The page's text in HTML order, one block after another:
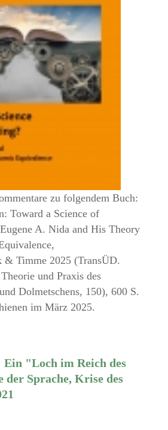
zu folgendem Buch:
Toward a Science of
A. Nida and His Theory
& Timme 2025 (TransÜD.
und Praxis des
Dolmetschens, 150), 600 S.
im März 2025.
Ein "Loch im Reich des
der Sprache, Krise des